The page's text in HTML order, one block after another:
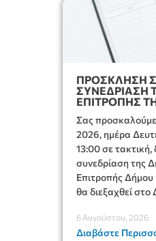
ΠΡΟΣΚΛΗΣΗ
ΣΥΝΕΔΡΙΑΣΗ
ΕΠΙΤΡΟΠΗΣ
Σας
2026, ημέρα
13:00 σε τακτική,
συνεδρίαση της
Επιτροπής
θα διεξαχθεί στο
αίθουσα
στον 1ο όροφο,
6 Αυγούστου, 2026
Διαβάστε